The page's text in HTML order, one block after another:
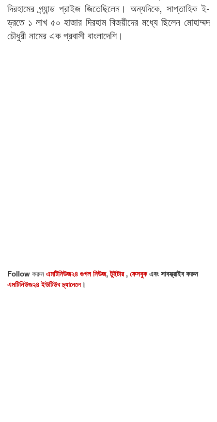
দিরহামের গ্র্যান্ড প্রাইজ জিতেছিলেন। অন্যদিকে, সাপ্তাহিক ই-
ড্রতে ১ লাখ ৫০ হাজার দিরহাম বিজয়ীদের মধ্যে ছিলেন মোহাম্মদ
চৌধুরী নামের এক প্রবাসী বাংলাদেশি।
Followকরুনএমটিনিউজ২৪ গুগল নিউজ,টুইটার,ফেসবুকএবং সাবস্ক্রাইব করুন
এমটিনিউজ২৪ ইউটিউব চ্যানেলে।